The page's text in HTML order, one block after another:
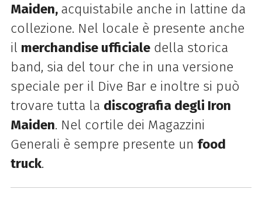
Maiden, acquistabile anche in lattine da
collezione. Nel locale è presente anche
il merchandise ufficialedella storica
band, sia del tour che in una versione
speciale per il Dive Bar e inoltre si può
trovare tutta la discografia degli Iron
Maiden. Nel cortile dei Magazzini
Generali è sempre presente un food
truck.